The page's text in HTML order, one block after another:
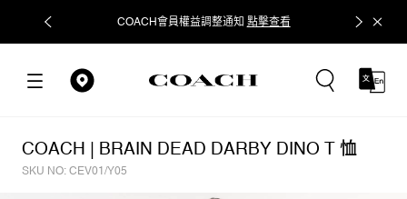
COACH會員權益調整通知 點擊查看 立即追蹤
COACH | BRAIN DEAD DARBY DINO T 恤
SKU NO: CEV01/Y05